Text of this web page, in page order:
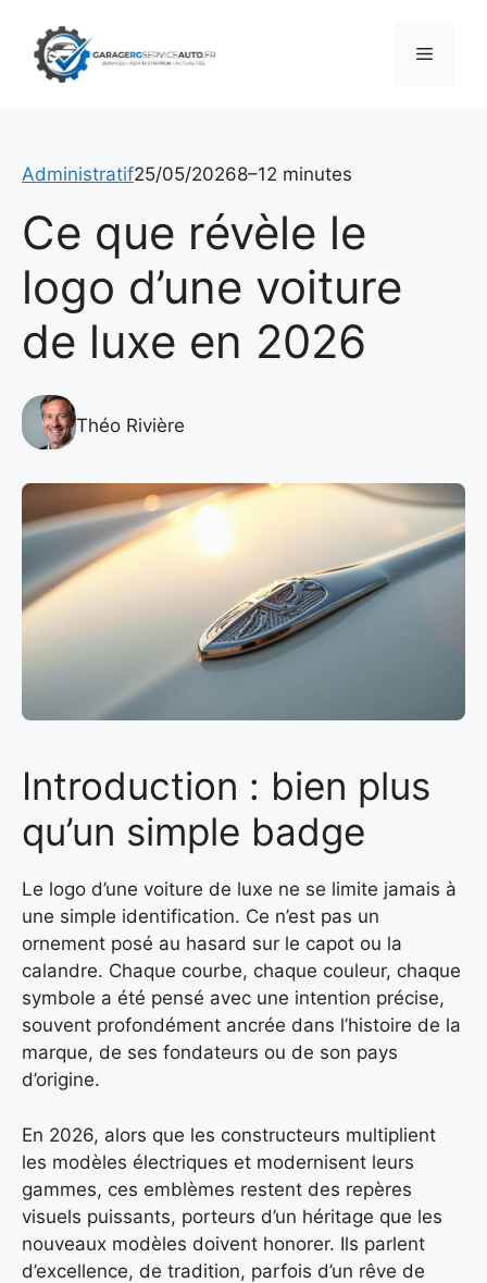
contenu
Menu
Administratif25/05/20268–12 minutes
Ce que révèle le
logo d’une voiture
de luxe en 2026
Théo Rivière
Introduction : bien plus
qu’un simple badge
Le logo d’une voiture de luxe ne se limite jamais à
une simple identification. Ce n’est pas un
ornement posé au hasard sur le capot ou la
calandre. Chaque courbe, chaque couleur, chaque
symbole a été pensé avec une intention précise,
souvent profondément ancrée dans l’histoire de la
marque, de ses fondateurs ou de son pays
d’origine.
En 2026, alors que les constructeurs multiplient
les modèles électriques et modernisent leurs
gammes, ces emblèmes restent des repères
visuels puissants, porteurs d’un héritage que les
nouveaux modèles doivent honorer. Ils parlent
d’excellence, de tradition, parfois d’un rêve de